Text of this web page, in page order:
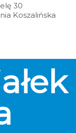
30
Koszalińska